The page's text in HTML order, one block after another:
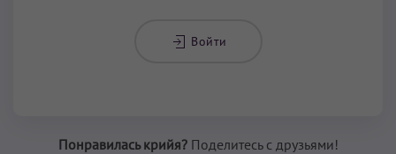
Войти
Понравилась крийя?Поделитесь с друзьями!